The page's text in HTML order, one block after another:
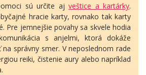
sú určite ajveštice a kartárky.
hracie karty, rovnako tak karty
Pre jemnejšie povahy sa skvele hodia
s anjelmi, ktorá dokáže
správny smer. V neposlednom rade
reiki, čistenie aury alebo napríklad